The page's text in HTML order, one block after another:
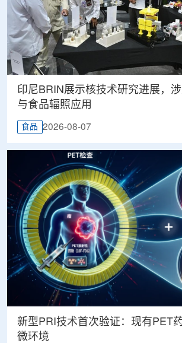
印尼BRIN展示核技术研究进展，
与食品辐照应用
食品 2026-08-07
新型PRI技术首次验证：现有PET
微环境